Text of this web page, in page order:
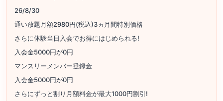
26/8/30
通い放題月額2980円(税込)3ヵ月間特別価格
さらに体験当日入会でお得にはじめられる!
入会金5000円が0円
マンスリーメンバー登録金
入会金5000円が0円
さらにずっと割り月額料金が最大1000円割引!